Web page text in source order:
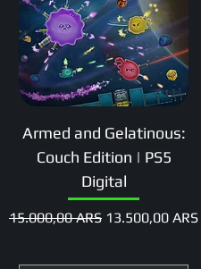
Armed and Gelatinous:
Couch Edition | PS5
Digital
Precio
15.000,00 ARS Precio de oferta
13.500,00 ARS